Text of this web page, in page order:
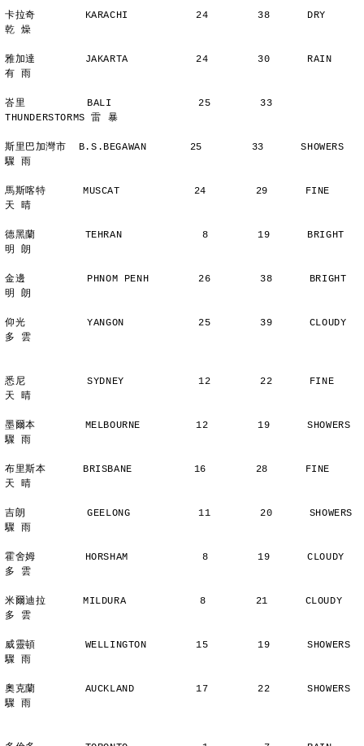
卡拉奇        KARACHI           24        38      DRY
乾 燥
雅加達        JAKARTA           24        30      RAIN
有 雨
峇里          BALI              25        33
THUNDERSTORMS 雷 暴
斯里巴加灣市  B.S.BEGAWAN       25        33      SHOWERS
驟 雨
馬斯喀特      MUSCAT            24        29      FINE
天 晴
德黑蘭        TEHRAN             8        19      BRIGHT
明 朗
金邊          PHNOM PENH        26        38      BRIGHT
明 朗
仰光          YANGON            25        39      CLOUDY
多 雲
悉尼          SYDNEY            12        22      FINE
天 晴
墨爾本        MELBOURNE         12        19      SHOWERS
驟 雨
布里斯本      BRISBANE          16        28      FINE
天 晴
吉朗          GEELONG           11        20      SHOWERS
驟 雨
霍舍姆        HORSHAM            8        19      CLOUDY
多 雲
米爾迪拉      MILDURA            8        21      CLOUDY
多 雲
威靈頓        WELLINGTON        15        19      SHOWERS
驟 雨
奧克蘭        AUCKLAND          17        22      SHOWERS
驟 雨